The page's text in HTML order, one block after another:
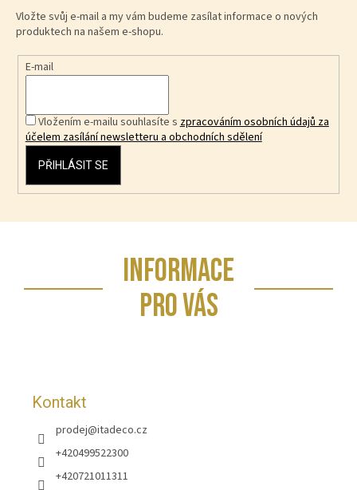
Vložte svůj e-mail a my vám budeme zasílat informace o nových
produktech na našem e-shopu.
E-mail
Vložením e-mailu souhlasíte s zpracováním osobních údajů za
účelem zasílání newsletteru a obchodních sdělení
PŘIHLÁSIT SE
INFORMACE
PRO VÁS
Kontakt
prodej@itadeco.cz
+420499522300
+420721011311